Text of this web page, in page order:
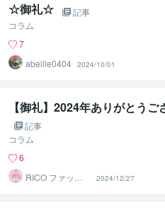
☆御礼☆
記事
コラム
7
abeille0404 2024/10/01
【御礼】2024年ありがとうご
記事
コラム
6
RICO ファッシ
ョンアドバイザ
ー
2024/12/27